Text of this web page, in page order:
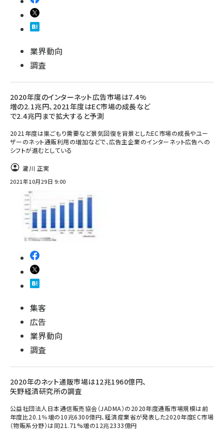
業界動向
調査
2020年度のインターネット広告市場は7.4%
増の2.1兆円、2021年度はEC市場の成長など
で2.4兆円まで拡大すると予測
2021年度は巣ごもり需要など景気回復を背景としたEC市場の成長やユー
ザーのネット通販利用の増加などで、広告主企業のインターネット広告への
シフトが進むとしている
瀧川 正実
2021年10月29日 9:00
集客
広告
業界動向
調査
2020年のネット通販市場は12兆1960億円、
矢野経済研究所の調査
公益社団法人日本通信販売協会（JADMA）の2020年度通販市場規模は前
年度比20.1％増の10兆6300億円、経済産業省が発表した2020年度EC市場
（物販系分野）は同21.71%増の12兆2333億円